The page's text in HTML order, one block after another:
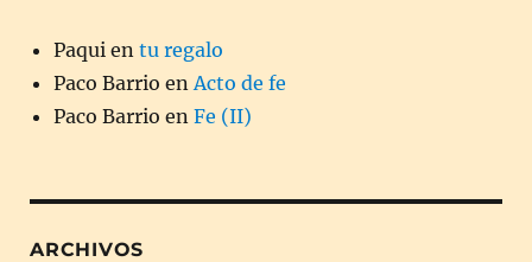
Paqui en tu regalo
Paco Barrio en Acto de fe
Paco Barrio en Fe (II)
ARCHIVOS